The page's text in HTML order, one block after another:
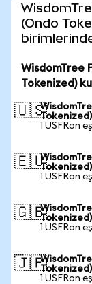
(Ondo
WisdomTree
Tokenized)
🇺🇸
1 USFRon
🇪🇺
1 USFRon
🇬🇧
1 USFRon
🇯🇵
1 USFRon